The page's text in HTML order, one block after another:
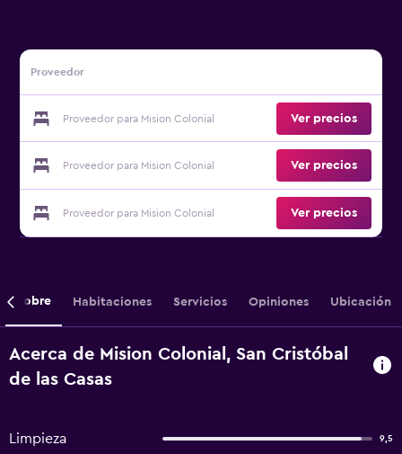
Proveedor
Proveedor para Mision Colonial Ver precios
Proveedor para Mision Colonial Ver precios
Proveedor para Mision Colonial Ver precios
Sobre Habitaciones Servicios Opiniones Ubicación
Acerca de Mision Colonial, San Cristóbal
de las Casas
Limpieza 9,5